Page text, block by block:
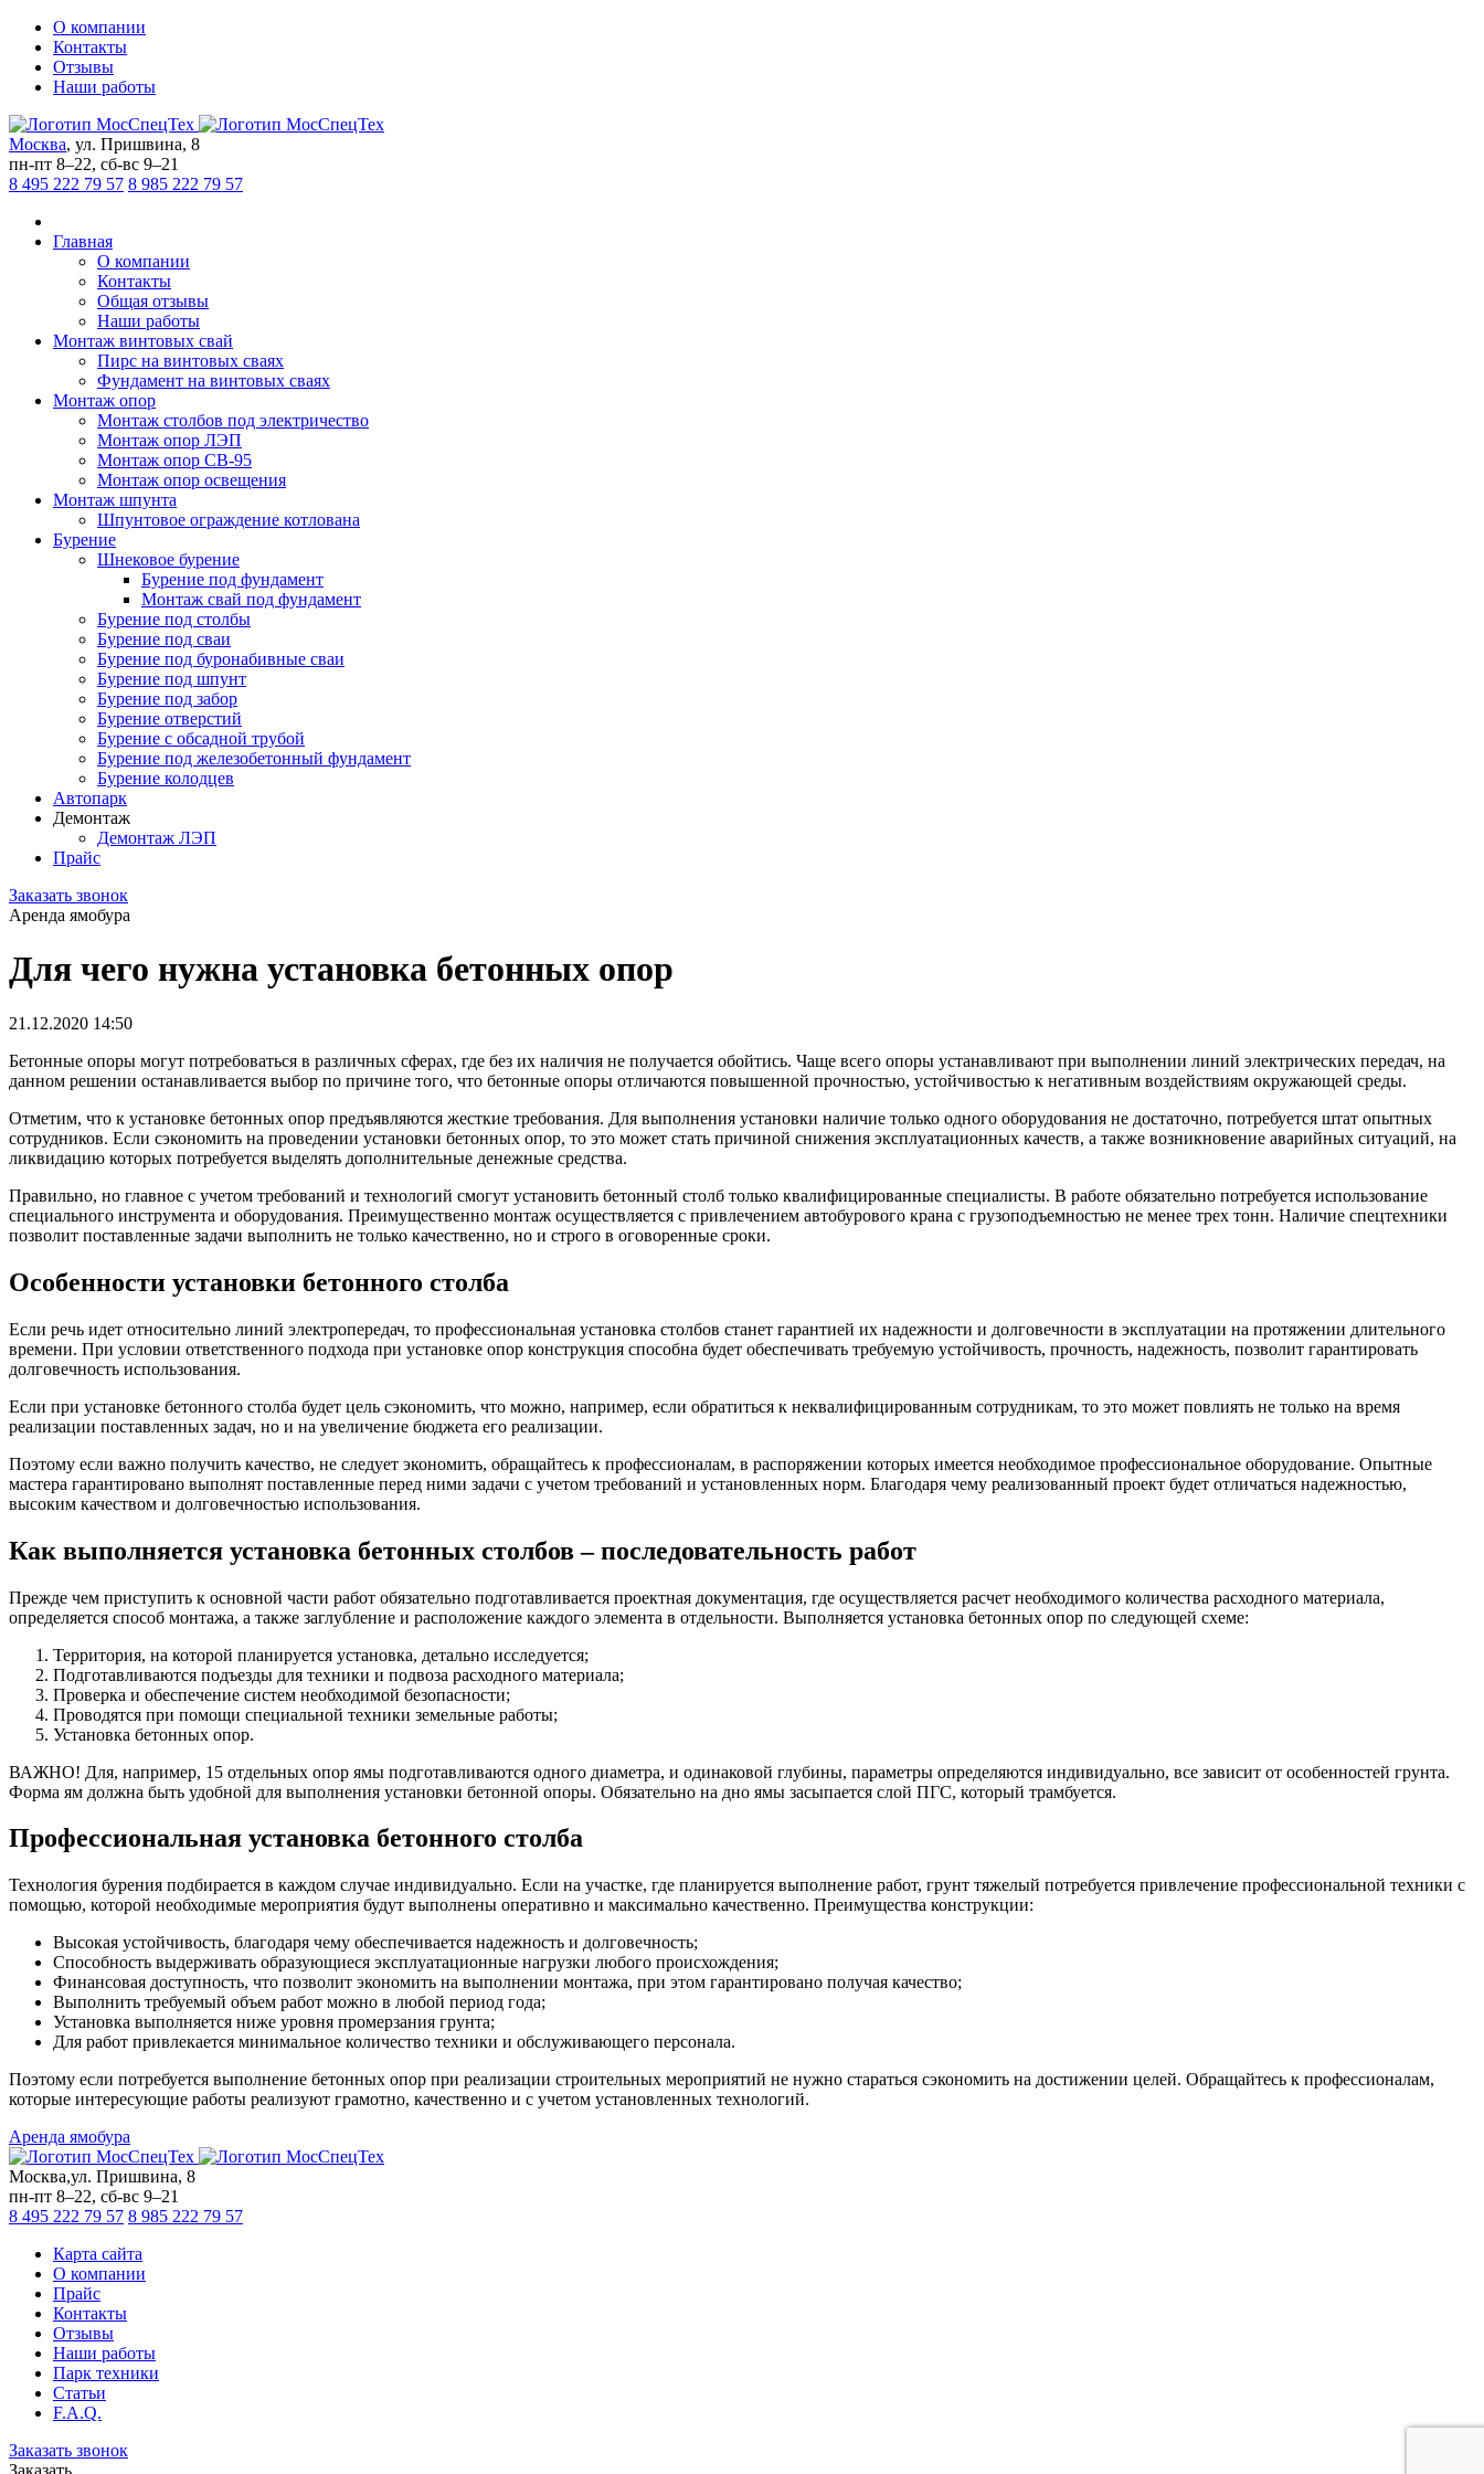
О компании
Контакты
Отзывы
Наши работы
Москва, ул. Пришвина, 8
пн-пт 8–22, сб-вс 9–21
8 495 222 79 57 8 985 222 79 57
Главная
О компании
Контакты
Общая отзывы
Наши работы
Монтаж винтовых свай
Пирс на винтовых сваях
Фундамент на винтовых сваях
Монтаж опор
Монтаж столбов под электричество
Монтаж опор ЛЭП
Монтаж опор СВ-95
Монтаж опор освещения
Монтаж шпунта
Шпунтовое ограждение котлована
Бурение
Шнековое бурение
Бурение под фундамент
Монтаж свай под фундамент
Бурение под столбы
Бурение под сваи
Бурение под буронабивные сваи
Бурение под шпунт
Бурение под забор
Бурение отверстий
Бурение с обсадной трубой
Бурение под железобетонный фундамент
Бурение колодцев
Автопарк
Демонтаж
Демонтаж ЛЭП
Прайс
Заказать звонок
Аренда ямобура
Для чего нужна установка бетонных опор
21.12.2020 14:50
Бетонные опоры могут потребоваться в различных сферах, где без их наличия не получается обойтись. Чаще всего опоры устанавливают при выполнении линий электрических передач, на
данном решении останавливается выбор по причине того, что бетонные опоры отличаются повышенной прочностью, устойчивостью к негативным воздействиям окружающей среды.
Отметим, что к установке бетонных опор предъявляются жесткие требования. Для выполнения установки наличие только одного оборудования не достаточно, потребуется штат опытных
сотрудников. Если сэкономить на проведении установки бетонных опор, то это может стать причиной снижения эксплуатационных качеств, а также возникновение аварийных ситуаций, на
ликвидацию которых потребуется выделять дополнительные денежные средства.
Правильно, но главное с учетом требований и технологий смогут установить бетонный столб только квалифицированные специалисты. В работе обязательно потребуется использование
специального инструмента и оборудования. Преимущественно монтаж осуществляется с привлечением автобурового крана с грузоподъемностью не менее трех тонн. Наличие спецтехники
позволит поставленные задачи выполнить не только качественно, но и строго в оговоренные сроки.
Особенности установки бетонного столба
Если речь идет относительно линий электропередач, то профессиональная установка столбов станет гарантией их надежности и долговечности в эксплуатации на протяжении длительного
времени. При условии ответственного подхода при установке опор конструкция способна будет обеспечивать требуемую устойчивость, прочность, надежность, позволит гарантировать
долговечность использования.
Если при установке бетонного столба будет цель сэкономить, что можно, например, если обратиться к неквалифицированным сотрудникам, то это может повлиять не только на время
реализации поставленных задач, но и на увеличение бюджета его реализации.
Поэтому если важно получить качество, не следует экономить, обращайтесь к профессионалам, в распоряжении которых имеется необходимое профессиональное оборудование. Опытные
мастера гарантировано выполнят поставленные перед ними задачи с учетом требований и установленных норм. Благодаря чему реализованный проект будет отличаться надежностью,
высоким качеством и долговечностью использования.
Как выполняется установка бетонных столбов – последовательность работ
Прежде чем приступить к основной части работ обязательно подготавливается проектная документация, где осуществляется расчет необходимого количества расходного материала,
определяется способ монтажа, а также заглубление и расположение каждого элемента в отдельности. Выполняется установка бетонных опор по следующей схеме:
Территория, на которой планируется установка, детально исследуется;
Подготавливаются подъезды для техники и подвоза расходного материала;
Проверка и обеспечение систем необходимой безопасности;
Проводятся при помощи специальной техники земельные работы;
Установка бетонных опор.
ВАЖНО! Для, например, 15 отдельных опор ямы подготавливаются одного диаметра, и одинаковой глубины, параметры определяются индивидуально, все зависит от особенностей грунта.
Форма ям должна быть удобной для выполнения установки бетонной опоры. Обязательно на дно ямы засыпается слой ПГС, который трамбуется.
Профессиональная установка бетонного столба
Технология бурения подбирается в каждом случае индивидуально. Если на участке, где планируется выполнение работ, грунт тяжелый потребуется привлечение профессиональной техники с
помощью, которой необходимые мероприятия будут выполнены оперативно и максимально качественно. Преимущества конструкции:
Высокая устойчивость, благодаря чему обеспечивается надежность и долговечность;
Способность выдерживать образующиеся эксплуатационные нагрузки любого происхождения;
Финансовая доступность, что позволит экономить на выполнении монтажа, при этом гарантировано получая качество;
Выполнить требуемый объем работ можно в любой период года;
Установка выполняется ниже уровня промерзания грунта;
Для работ привлекается минимальное количество техники и обслуживающего персонала.
Поэтому если потребуется выполнение бетонных опор при реализации строительных мероприятий не нужно стараться сэкономить на достижении целей. Обращайтесь к профессионалам,
которые интересующие работы реализуют грамотно, качественно и с учетом установленных технологий.
Аренда ямобура
Москва,ул. Пришвина, 8
пн-пт 8–22, сб-вс 9–21
8 495 222 79 57 8 985 222 79 57
Карта сайта
О компании
Прайс
Контакты
Отзывы
Наши работы
Парк техники
Статьи
F.A.Q.
Заказать звонок